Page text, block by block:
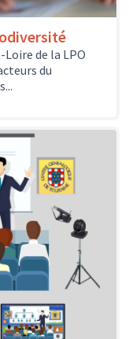
de la LPO
du